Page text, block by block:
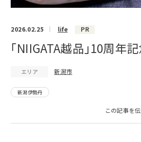
2026.02.25 life PR
「NIIGATA越品」10周
エリア 新潟市
新潟伊勢丹